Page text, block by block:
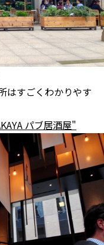
はすごくわかりやす
パブ居酒屋"